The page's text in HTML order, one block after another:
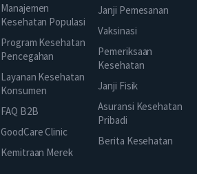
Manajemen
Kesehatan Populasi
Program Kesehatan
Pencegahan
Layanan Kesehatan
Konsumen
FAQ B2B
GoodCare Clinic
Kemitraan Merek
Janji Pemesanan
Vaksinasi
Pemeriksaan
Kesehatan
Janji Fisik
Asuransi Kesehatan
Pribadi
Berita Kesehatan